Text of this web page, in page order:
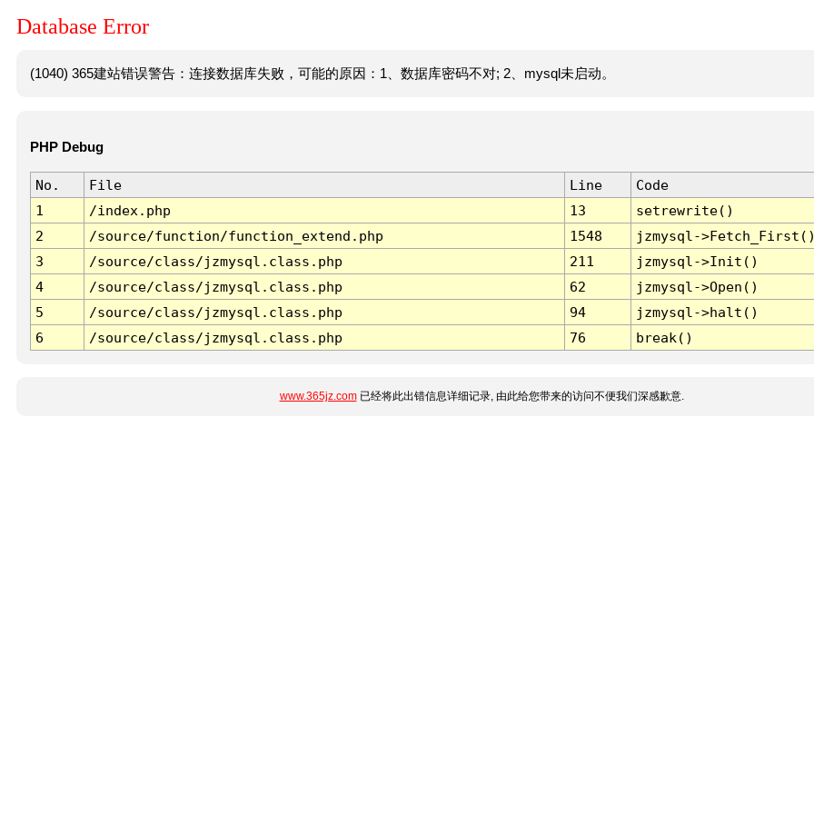
Database Error
(1040) 365建站错误警告：连接数据库失败，可能的原因：1、数据库密码不对; 2、mysql未启动。
PHP Debug
No. File Line
Code
1
/index.php 13
setrewrite()
2
/source/function/function_extend.php 1548
jzmysql-
3
/source/class/jzmysql.class.php 211
jzmysql->Init()
4
/source/class/jzmysql.class.php 62
jzmysql->Open()
5
/source/class/jzmysql.class.php 94
jzmysql->halt()
6
/source/class/jzmysql.class.php 76 break()
www.365jz.com已经将此出错信息详细记录, 由此给您带来的访问不便我们深感歉意.